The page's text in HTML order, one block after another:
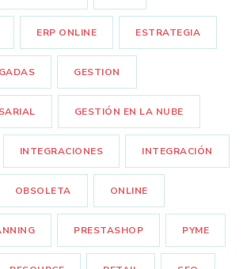
ERP ONLINE ESTRATEGIA
GESTION
GESTIÓN EN LA NUBE
INTEGRACIONES INTEGRACIÓN
OBSOLETA ONLINE
PRESTASHOP PYME